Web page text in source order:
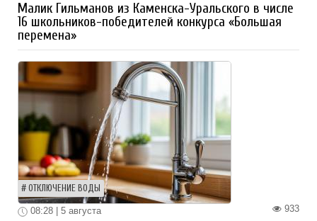
Малик Гильманов из Каменска-Уральского в числе
16 школьников-победителей конкурса «Большая
перемена»
ОТКЛЮЧЕНИЕ ВОДЫ
933
08:28 | 5 августа